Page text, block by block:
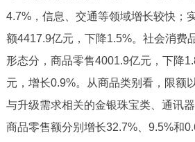
4.7%，信息、交通等领域增长较快；
额4417.9亿元，下降1.5%。社会消费
形态分，商品零售4001.9亿元，下降
元，增长0.9%。从商品类别看，限额
与升级需求相关的金银珠宝类、通讯
商品零售额分别增长32.7%、9.5%和